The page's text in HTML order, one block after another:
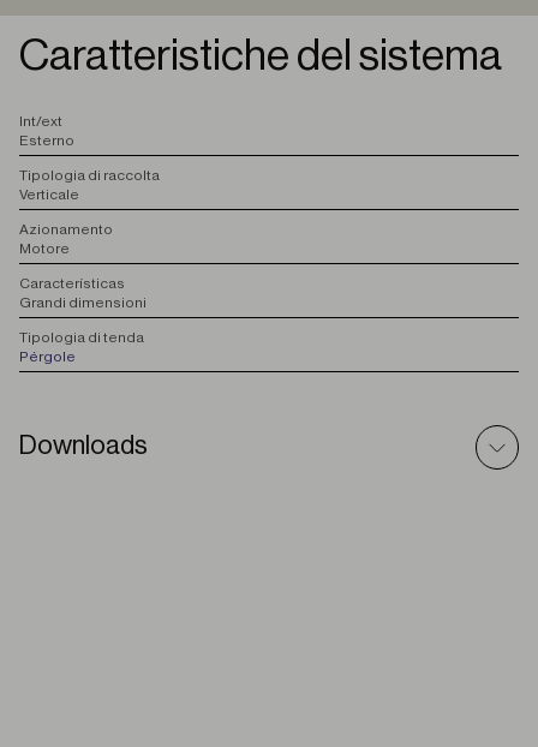
Caratteristiche del sistema
Int/ext
Esterno
Tipologia di raccolta
Verticale
Azionamento
Motore
Características
Grandi dimensioni
Tipologia di tenda
Pérgole
Downloads